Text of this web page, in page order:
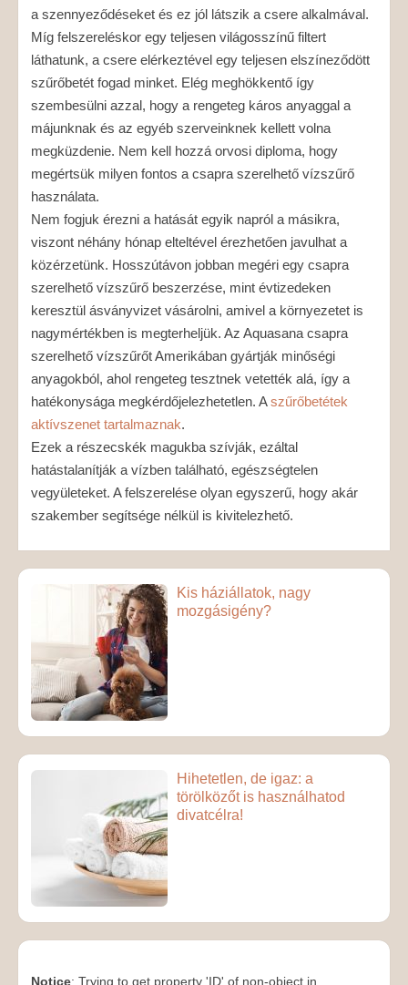
a szennyeződéseket és ez jól látszik a csere alkalmával.
Míg felszereléskor egy teljesen világosszínű filtert
láthatunk, a csere elérkeztével egy teljesen elszíneződött
szűrőbetét fogad minket. Elég meghökkentő így
szembesülni azzal, hogy a rengeteg káros anyaggal a
májunknak és az egyéb szerveinknek kellett volna
megküzdenie. Nem kell hozzá orvosi diploma, hogy
megértsük milyen fontos a csapra szerelhető vízszűrő
használata.
Nem fogjuk érezni a hatását egyik napról a másikra,
viszont néhány hónap elteltével érezhetően javulhat a
közérzetünk. Hosszútávon jobban megéri egy csapra
szerelhető vízszűrő beszerzése, mint évtizedeken
keresztül ásványvizet vásárolni, amivel a környezetet is
nagymértékben is megterheljük. Az Aquasana csapra
szerelhető vízszűrőt Amerikában gyártják minőségi
anyagokból, ahol rengeteg tesztnek vetették alá, így a
hatékonysága megkérdőjelezhetetlen. Aszűrőbetétek
aktívszenet tartalmaznak.
Ezek a részecskék magukba szívják, ezáltal
hatástalanítják a vízben található, egészségtelen
vegyületeket. A felszerelése olyan egyszerű, hogy akár
szakember segítsége nélkül is kivitelezhető.
Kis háziállatok, nagy
mozgásigény?
Hihetetlen, de igaz: a
törölközőt is használhatod
divatcélra!
Notice: Trying to get property 'ID' of non-object in